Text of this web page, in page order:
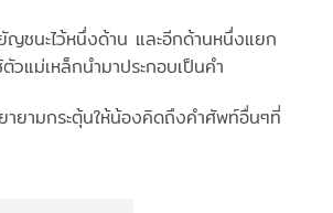
ญชนะไว้หนึ่งด้าน และอีกด้านหนึ่งแยก
แม่เหล็กนำมาประกอบเป็นคำ
ยามกระตุ้นให้น้องคิดถึงคำศัพท์อื่นๆที่